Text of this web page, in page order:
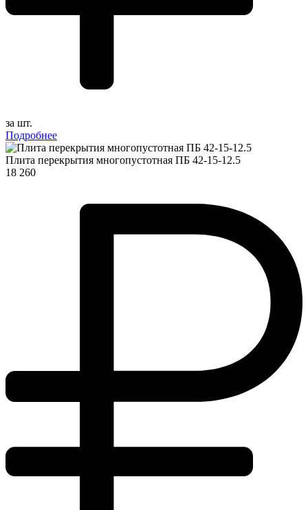
за шт.
Подробнее
Плита перекрытия многопустотная ПБ 42-15-12.5
18 260